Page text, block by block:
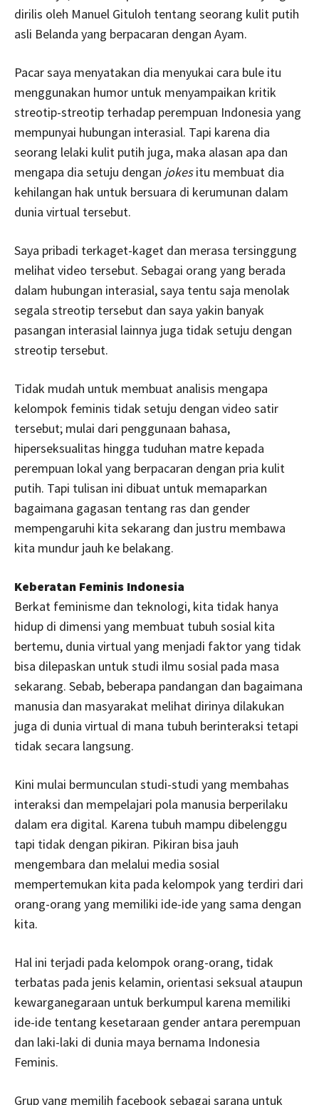
dirilis oleh Manuel Gituloh tentang seorang kulit putih
asli Belanda yang berpacaran dengan Ayam.
Pacar saya menyatakan dia menyukai cara bule itu
menggunakan humor untuk menyampaikan kritik
streotip-streotip terhadap perempuan Indonesia yang
mempunyai hubungan interasial. Tapi karena dia
seorang lelaki kulit putih juga, maka alasan apa dan
mengapa dia setuju dengan jokesitu membuat dia
kehilangan hak untuk bersuara di kerumunan dalam
dunia virtual tersebut.
Saya pribadi terkaget-kaget dan merasa tersinggung
melihat video tersebut. Sebagai orang yang berada
dalam hubungan interasial, saya tentu saja menolak
segala streotip tersebut dan saya yakin banyak
pasangan interasial lainnya juga tidak setuju dengan
streotip tersebut.
Tidak mudah untuk membuat analisis mengapa
kelompok feminis tidak setuju dengan video satir
tersebut; mulai dari penggunaan bahasa,
hiperseksualitas hingga tuduhan matre kepada
perempuan lokal yang berpacaran dengan pria kulit
putih. Tapi tulisan ini dibuat untuk memaparkan
bagaimana gagasan tentang ras dan gender
mempengaruhi kita sekarang dan justru membawa
kita mundur jauh ke belakang.
Keberatan Feminis Indonesia
Berkat feminisme dan teknologi, kita tidak hanya
hidup di dimensi yang membuat tubuh sosial kita
bertemu, dunia virtual yang menjadi faktor yang tidak
bisa dilepaskan untuk studi ilmu sosial pada masa
sekarang. Sebab, beberapa pandangan dan bagaimana
manusia dan masyarakat melihat dirinya dilakukan
juga di dunia virtual di mana tubuh berinteraksi tetapi
tidak secara langsung.
Kini mulai bermunculan studi-studi yang membahas
interaksi dan mempelajari pola manusia berperilaku
dalam era digital. Karena tubuh mampu dibelenggu
tapi tidak dengan pikiran. Pikiran bisa jauh
mengembara dan melalui media sosial
mempertemukan kita pada kelompok yang terdiri dari
orang-orang yang memiliki ide-ide yang sama dengan
kita.
Hal ini terjadi pada kelompok orang-orang, tidak
terbatas pada jenis kelamin, orientasi seksual ataupun
kewarganegaraan untuk berkumpul karena memiliki
ide-ide tentang kesetaraan gender antara perempuan
dan laki-laki di dunia maya bernama Indonesia
Feminis.
Grup yang memilih facebook sebagai sarana untuk